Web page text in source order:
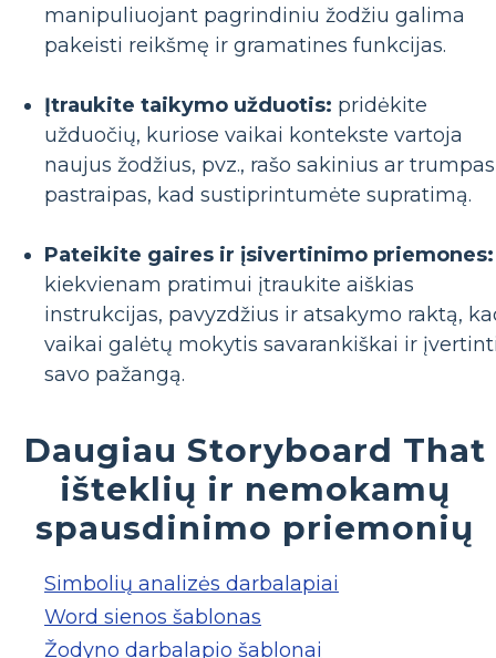
manipuliuojant pagrindiniu žodžiu galima
pakeisti reikšmę ir gramatines funkcijas.
Įtraukite taikymo užduotis: pridėkite
užduočių, kuriose vaikai kontekste vartoja
naujus žodžius, pvz., rašo sakinius ar trumpas
pastraipas, kad sustiprintumėte supratimą.
Pateikite gaires ir įsivertinimo priemones:
kiekvienam pratimui įtraukite aiškias
instrukcijas, pavyzdžius ir atsakymo raktą,
vaikai galėtų mokytis savarankiškai ir
savo pažangą.
Daugiau Storyboard That
išteklių ir nemokamų
spausdinimo priemonių
Simbolių analizės darbalapiai
Word sienos šablonas
Žodyno darbalapio šablonai